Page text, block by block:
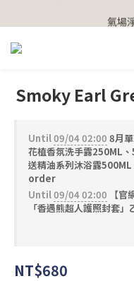
【官網獨家】首次消
氣場
【官網獨家】首次消
Smoky Earl
Until09/04 02:00 8月
花植香氛洗手露250ML
送精油系列沐浴露
order
Until09/04 02:00 【
「香遇熊超人護照封套
NT$680